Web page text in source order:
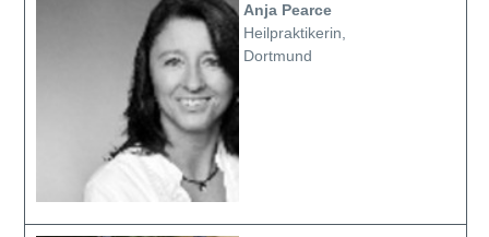
Anja Pearce
Heilpraktikerin,
Dortmund